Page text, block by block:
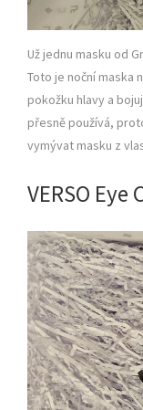
Už jednu masku od
Toto je noční maska
pokožku hlavy a
přesně používá,
vymývat masku z
VERSO